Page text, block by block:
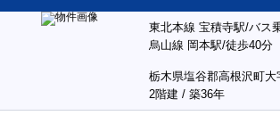
東北本線 宝積寺駅/バス
烏山線 岡本駅/徒歩40分
栃木県塩谷郡高根沢町大
2階建 / 築36年